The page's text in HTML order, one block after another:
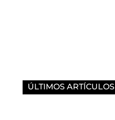
ÚLTIMOS ARTÍCULOS